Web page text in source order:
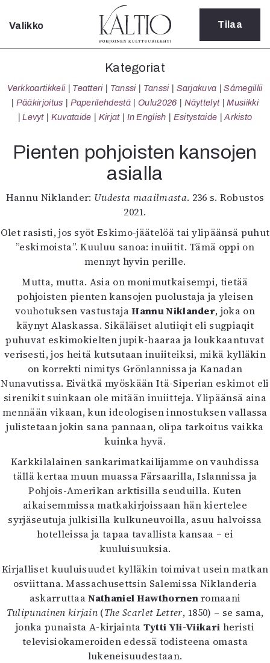
Sulje
Kategoriat
Verkkoartikkeli
Teatteri
Tanssi
Sarjakuva
Sámegillii
Pääkirjoitus
Oulu2026
Näyttelyt
Musiikki
Levyt
Kuvataide
In English
Esitystaide
Arkisto
Lehdet
4/2026
2–3/2026
1/2026
6/2025
5/2025 saame
5/2025
Lehtiarkisto
Info
Tilaus ja irtonumerot
Yhteistyössä
Toimitus
Mediatiedot
Kaltio ry
Valikko Tilaa
Kategoriat
Verkkoartikkeli Teatteri Tanssi Tanssi Sarjakuva
Sámegillii
Pääkirjoitus
Paperilehdestä Oulu2026 Näyttelyt
Musiikki
Levyt
Kuvataide Kirjat In English Esitystaide Arkisto
Pienten pohjoisten kansojen
asialla
Hannu Niklander: Uudesta maailmasta. 236 s. Robustos
2021.
Olet rasisti, jos syöt Eskimo-jäätelöä tai ylipäänsä puhut
”eskimoista”. Kuuluu sanoa: inuiitit. Tämä oppi on
mennyt hyvin perille.
Mutta, mutta. Asia on monimutkaisempi, tietää
pohjoisten pienten kansojen puolustaja ja yleisen
vouhotuksen vastustajaHannu Niklander, joka on
käynyt Alaskassa. Sikäläiset alutiiqit eli sugpiaqit
puhuvat eskimokielten jupik-haaraa ja loukkaantuvat
verisesti, jos heitä kutsutaan inuiiteiksi, mikä kylläkin
on korrekti nimitys Grönlannissa ja Kanadan
Nunavutissa. Eivätkä myöskään Itä-Siperian eskimot eli
sirenikit suinkaan ole mitään inuiitteja. Ylipäänsä aina
mennään vikaan, kun ideologisen innostuksen vallassa
julistetaan jokin sana pannaan, olipa tarkoitus vaikka
kuinka hyvä.
Karkkilalainen sankarimatkailijamme on vauhdissa
tällä kertaa muun muassa Färsaarilla, Islannissa ja
Pohjois-Amerikan arktisilla seuduilla. Kuten
aikaisemmissa matkakirjoissaan hän kiertelee
syrjäseutuja julkisilla kulkuneuvoilla, asuu halvoissa
hotelleissa ja tapaa tavallista kansaa – ei
kuuluisuuksia.
Kirjalliset kuuluisuudet kylläkin toimivat usein matkan
osviittana. Massachusettsin Salemissa Niklanderia
askarruttaaNathaniel Hawthornenromaani
Tulipunainen kirjain (The Scarlet Letter, 1850) – se sama,
jonka punaista A-kirjainta Tytti Yli-Viikari heristi
televisiokameroiden edessä todisteena omasta
lukeneisuudestaan.